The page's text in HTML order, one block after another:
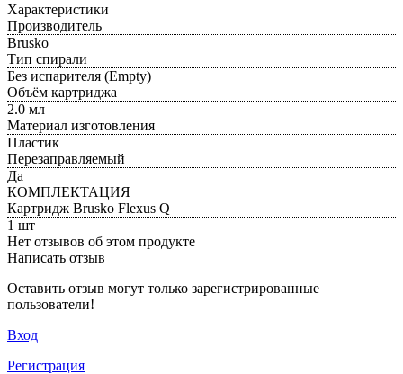
Характеристики
Производитель
Brusko
Тип спирали
Без испарителя (Empty)
Объём картриджа
2.0 мл
Материал изготовления
Пластик
Перезаправляемый
Да
КОМПЛЕКТАЦИЯ
Картридж Brusko Flexus Q
1 шт
Нет отзывов об этом продукте
Написать отзыв
Оставить отзыв могут только зарегистрированные
пользователи!
Вход
Регистрация